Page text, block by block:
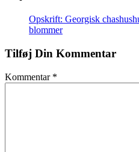
Opskrift: Georgisk
blommer
Tilføj Din Kommentar
Kommentar *